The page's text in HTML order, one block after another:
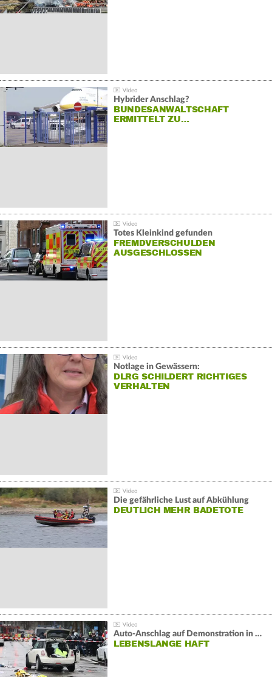
Hybrider Anschlag?
BUNDESANWALTSCHAFT
ERMITTELT ZU…
Totes Kleinkind gefunden
FREMDVERSCHULDEN
AUSGESCHLOSSEN
Notlage in Gewässern:
DLRG SCHILDERT RICHTIGES
VERHALTEN
Die gefährliche Lust auf Abkühlung
DEUTLICH MEHR BADETOTE
Auto-Anschlag auf Demonstration in München:
LEBENSLANGE HAFT